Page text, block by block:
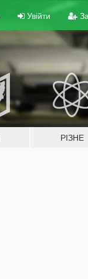
Увійти
РІЗНЕ